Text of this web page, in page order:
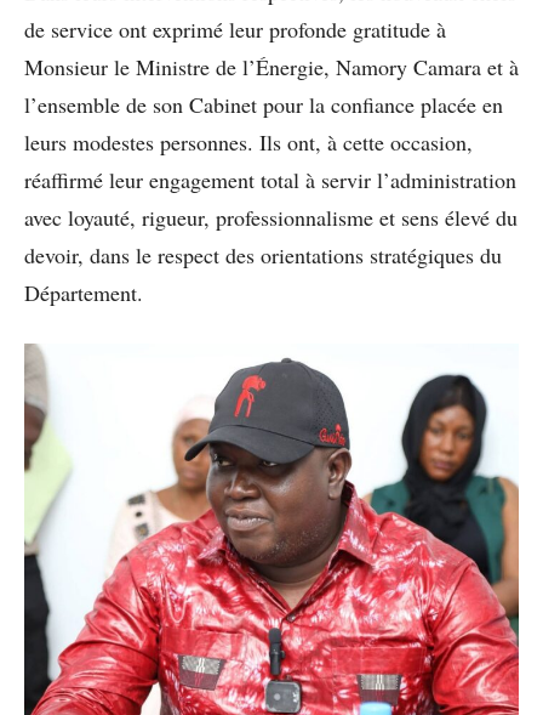
de service ont exprimé leur profonde gratitude à
Monsieur le Ministre de l’Énergie, Namory Camara et à
l’ensemble de son Cabinet pour la confiance placée en
leurs modestes personnes. Ils ont, à cette occasion,
réaffirmé leur engagement total à servir l’administration
avec loyauté, rigueur, professionnalisme et sens élevé du
devoir, dans le respect des orientations stratégiques du
Département.